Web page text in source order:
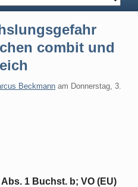
combit und
Beckmann am Donnerstag, 3.
Abs. 1 Buchst. b; VO (EU)